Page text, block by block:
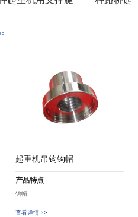
起重机吊钩钩帽
产品特点
钩帽
查看详情 >>